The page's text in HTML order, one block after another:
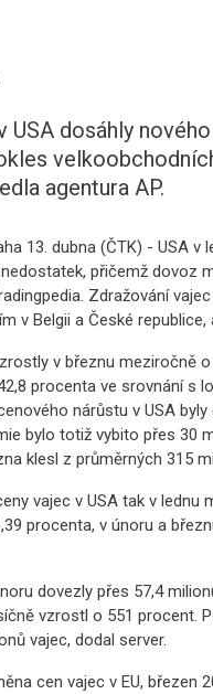
USA dosáhly
agentura AP.
13. dubna (ČTK) - USA v
přičemž dovoz
Zdražování
v Belgii a České
v březnu meziročně
procenta ve srovnání s
nárůstu v USA
bylo totiž vybito přes 30
klesl z průměrných 315
vajec v USA tak v
procenta, v únoru a
dovezly přes 57,4
vzrostl o 551 procent.
vajec, dodal server.
cen vajec v EU, březen